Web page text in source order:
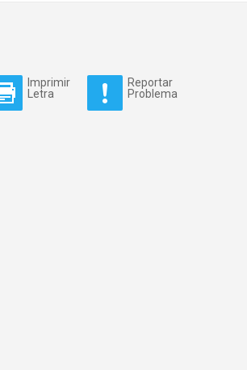
Imprimir
Letra
Reportar
Problema